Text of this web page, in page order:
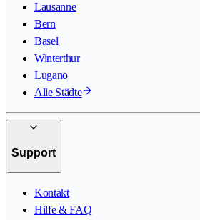
Lausanne
Bern
Basel
Winterthur
Lugano
Alle Städte
Support
Kontakt
Hilfe & FAQ